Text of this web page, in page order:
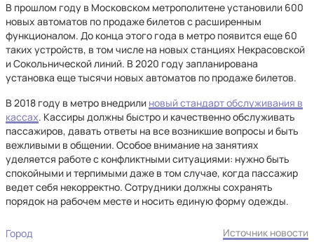
В прошлом году в Московском метрополитене установили 600
новых автоматов по продаже билетов с расширенным
функционалом. До конца этого года в метро появится еще 60
таких устройств, в том числе на новых станциях Некрасовской
и Сокольнической линий. В 2020 году запланирована
установка еще тысячи новых автоматов по продаже билетов.
В 2018 году в метро внедрили новый стандарт обслуживания в
кассах. Кассиры должны быстро и качественно обслуживать
пассажиров, давать ответы на все возникшие вопросы и быть
вежливыми в общении. Особое внимание на занятиях
уделяется работе с конфликтными ситуациями: нужно быть
спокойными и терпимыми даже в том случае, когда пассажир
ведет себя некорректно. Сотрудники должны сохранять
порядок на рабочем месте и носить единую форму одежды.
Город Источник новости